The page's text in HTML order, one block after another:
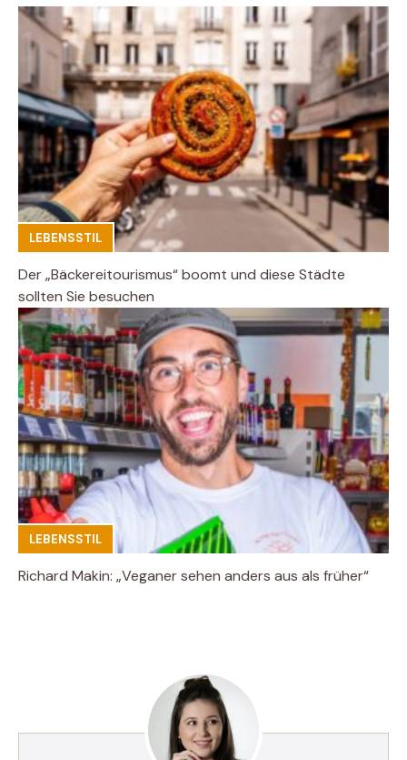
LEBENSSTIL
Der „Bäckereitourismus“ boomt und diese Städte
sollten Sie besuchen
LEBENSSTIL
Richard Makin: „Veganer sehen anders aus als früher“